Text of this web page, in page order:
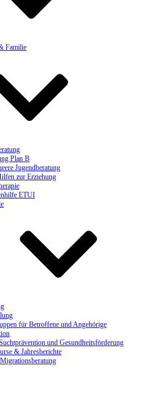
Familie
Plan B
Jugendberatung
zur Erziehung
ETUI
für Betroffene und Angehörige
und Gesundheitsförderung
& Jahresberichte